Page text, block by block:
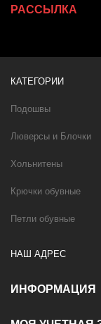
РАССЫЛКА
КАТЕГОРИИ
Подошвы
Люверсы и Блочки
Хольнитены
Крючки обувные
Петли обувные
НАШ АДРЕС
ИНФОРМАЦИЯ